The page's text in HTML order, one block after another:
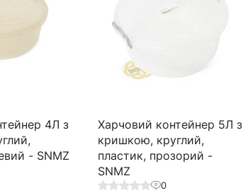
4Л з
- SNMZ
Харчовий контейнер 5Л з
кришкою, круглий,
пластик, прозорий -
SNMZ
0